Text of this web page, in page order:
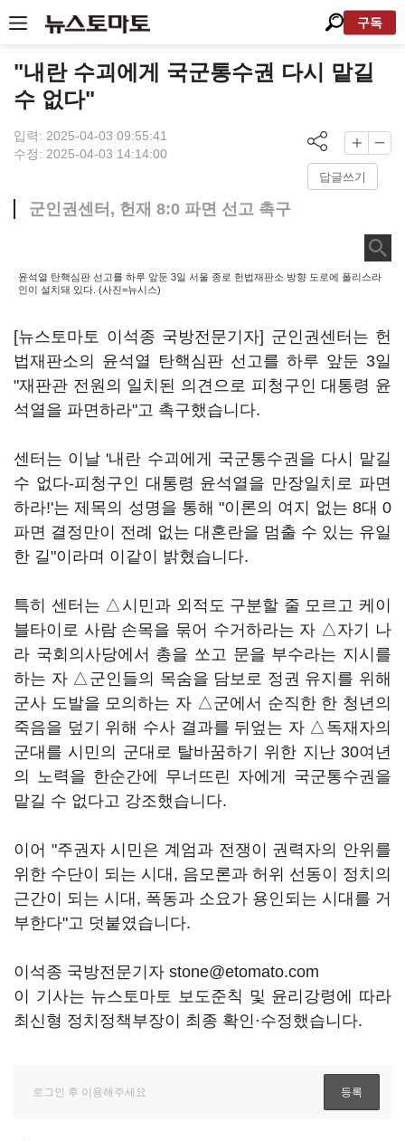
구독
"내란 수괴에게 국군통수권 다시 맡길
수 없다"
입력: 2025-04-03 09:55:41
수정: 2025-04-03 14:14:00
답글쓰기
군인권센터, 헌재 8:0 파면 선고 촉구
윤석열 탄핵심판 선고를 하루 앞둔 3일 서울 종로 헌법재판소 방향 도로에 폴리스라
인이 설치돼 있다. (사진=뉴시스)
[뉴스토마토 이석종 국방전문기자] 군인권센터는 헌
법재판소의 윤석열 탄핵심판 선고를 하루 앞둔 3일
"재판관 전원의 일치된 의견으로 피청구인 대통령 윤
석열을 파면하라"고 촉구했습니다.
센터는 이날 '내란 수괴에게 국군통수권을 다시 맡길
수 없다-피청구인 대통령 윤석열을 만장일치로 파면
하라!'는 제목의 성명을 통해 "이론의 여지 없는 8대 0
파면 결정만이 전례 없는 대혼란을 멈출 수 있는 유일
한 길"이라며 이같이 밝혔습니다.
특히 센터는 △시민과 외적도 구분할 줄 모르고 케이
블타이로 사람 손목을 묶어 수거하라는 자 △자기 나
라 국회의사당에서 총을 쏘고 문을 부수라는 지시를
하는 자 △군인들의 목숨을 담보로 정권 유지를 위해
군사 도발을 모의하는 자 △군에서 순직한 한 청년의
죽음을 덮기 위해 수사 결과를 뒤엎는 자 △독재자의
군대를 시민의 군대로 탈바꿈하기 위한 지난 30여년
의 노력을 한순간에 무너뜨린 자에게 국군통수권을
맡길 수 없다고 강조했습니다.
이어 "주권자 시민은 계엄과 전쟁이 권력자의 안위를
위한 수단이 되는 시대, 음모론과 허위 선동이 정치의
근간이 되는 시대, 폭동과 소요가 용인되는 시대를 거
부한다"고 덧붙였습니다.
이석종 국방전문기자 stone@etomato.com
이 기사는 뉴스토마토 보도준칙 및 윤리강령에 따라
최신형 정치정책부장이 최종 확인·수정했습니다.